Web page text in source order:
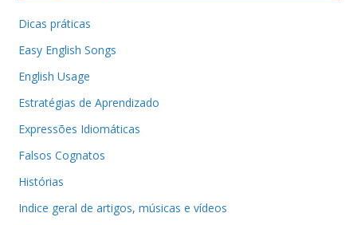
Dicas práticas
Easy English Songs
English Usage
Estratégias de Aprendizado
Expressões Idiomáticas
Falsos Cognatos
Histórias
Indice geral de artigos, músicas e vídeos